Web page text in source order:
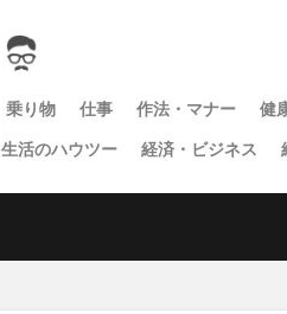
乗り物 仕事 作法・マナー
健
生活のハウツー 経済・ビジネス